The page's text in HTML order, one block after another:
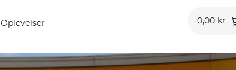
0,00 kr.
Oplevelser